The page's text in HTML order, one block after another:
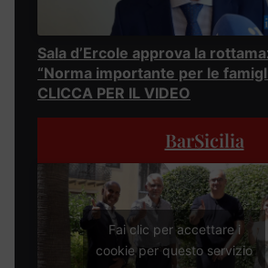
Sala d’Ercole approva la
“Norma importante per le
CLICCA PER IL VIDEO
BarSicilia
Fai clic per accettare i
cookie per questo servizio